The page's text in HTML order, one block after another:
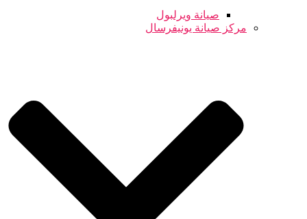
صيانة ويرلبول
مركز صيانة يونيفرسال